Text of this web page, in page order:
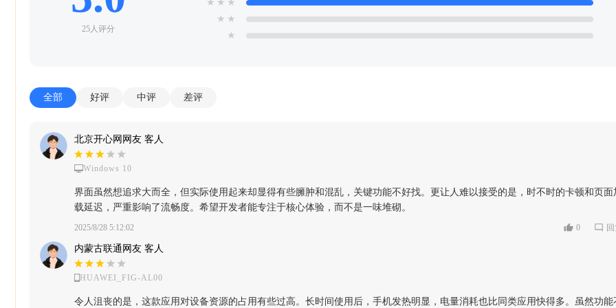
25人评分
★ ★ ★
★ ★
★
全部 好评 中评 差评
北京开心网网友 客人
Windows 10
界面虽然想追求大而全，但实际使用起来却显得有些臃肿和混乱，关键功能不好找。更让人难以接受的是，时不时的卡顿和页面
载延迟，严重影响了流畅度。希望开发者能专注于核心体验，而不是一味堆砌。
2025/8/28 5:12:02 0
内蒙古联通网友 客人
HUAWEI_FIG-AL00
令人沮丧的是，这款应用对设备资源的占用有些过高。长时间使用后，手机发热明显，电量消耗也比同类应用快得多。虽然功能